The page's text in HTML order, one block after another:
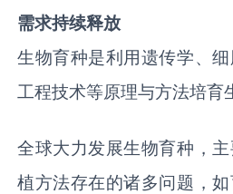
需求持续释放
生物育种是利用遗传学、
工程技术等原理与方法培育
全球大力发展生物育种，
植方法存在的诸多问题，